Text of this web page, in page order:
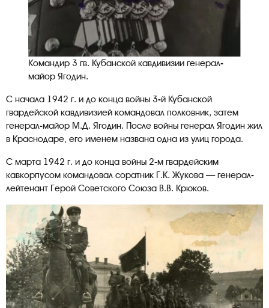
Командир 3 гв. Кубанской кавдивизии генерал-
майор Ягодин.
С начала 1942 г. и до конца войны 3-й Кубанской
гвардейской кавдивизией командовал полковник, затем
генерал-майор М.Д. Ягодин. После войны генерал Ягодин жил
в Краснодаре, его именем названа одна из улиц города.
С марта 1942 г. и до конца войны 2-м гвардейским
кавкорпусом командовал соратник Г.К. Жукова — генерал-
лейтенант Герой Советского Союза В.В. Крюков.